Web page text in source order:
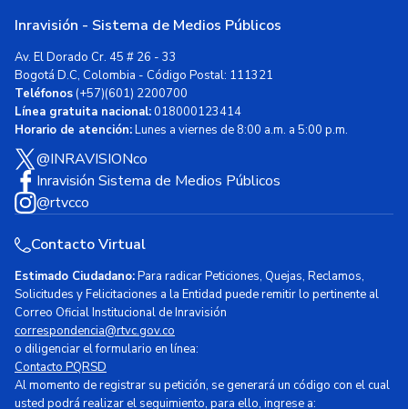
Inravisión - Sistema de Medios Públicos
Av. El Dorado Cr. 45 # 26 - 33
Bogotá D.C, Colombia - Código Postal: 111321
Teléfonos(+57)(601) 2200700
Línea gratuita nacional:018000123414
Horario de atención:Lunes a viernes de 8:00 a.m. a 5:00 p.m.
@INRAVISIONco
Inravisión Sistema de Medios Públicos
@rtvcco
Contacto Virtual
Estimado Ciudadano:Para radicar Peticiones, Quejas, Reclamos,
Solicitudes y Felicitaciones a la Entidad puede remitir lo pertinente al
Correo Oficial Institucional de Inravisión
correspondencia@rtvc.gov.co
o diligenciar el formulario en línea:
Contacto PQRSD
Al momento de registrar su petición, se generará un código con el cual
usted podrá realizar el seguimiento, para ello, ingrese a: